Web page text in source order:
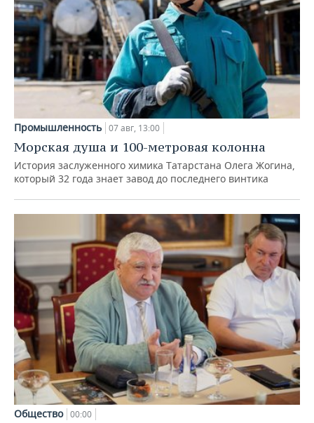
Промышленность 07 авг, 13:00
Морская душа и 100-метровая колонна
История заслуженного химика Татарстана Олега Жогина,
который 32 года знает завод до последнего винтика
Общество 00:00